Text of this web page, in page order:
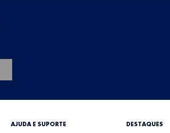
AJUDA E SUPORTE DESTAQUES